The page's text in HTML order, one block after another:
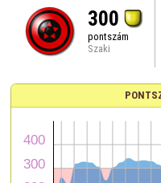
300
pontszám
Szaki